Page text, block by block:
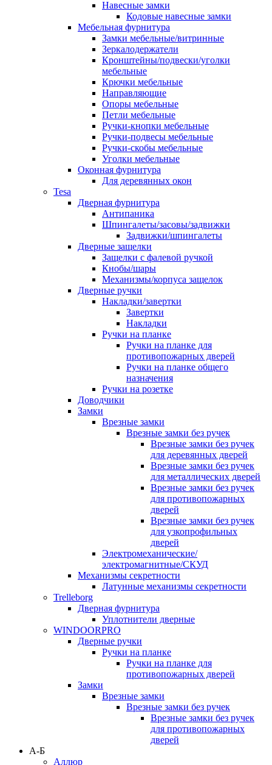
Навесные замки
Кодовые навесные замки
Мебельная фурнитура
Замки мебельные/витринные
Зеркалодержатели
Кронштейны/подвески/уголки
мебельные
Крючки мебельные
Направляющие
Опоры мебельные
Петли мебельные
Ручки-кнопки мебельные
Ручки-подвесы мебельные
Ручки-скобы мебельные
Уголки мебельные
Оконная фурнитура
Для деревянных окон
Tesa
Дверная фурнитура
Антипаника
Шпингалеты/засовы/задвижки
Задвижки/шпингалеты
Дверные защелки
Защелки с фалевой ручкой
Кнобы/шары
Механизмы/корпуса защелок
Дверные ручки
Накладки/завертки
Завертки
Накладки
Ручки на планке
Ручки на планке для
противопожарных дверей
Ручки на планке общего
назначения
Ручки на розетке
Доводчики
Замки
Врезные замки
Врезные замки без ручек
Врезные замки без ручек
для деревянных дверей
Врезные замки без ручек
для металлических дверей
Врезные замки без ручек
для противопожарных
дверей
Врезные замки без ручек
для узкопрофильных
дверей
Электромеханические/
электромагнитные/СКУД
Механизмы секретности
Латунные механизмы секретности
Trelleborg
Дверная фурнитура
Уплотнители дверные
WINDOORPRO
Дверные ручки
Ручки на планке
Ручки на планке для
противопожарных дверей
Замки
Врезные замки
Врезные замки без ручек
Врезные замки без ручек
для противопожарных
дверей
А-Б
Аллюр